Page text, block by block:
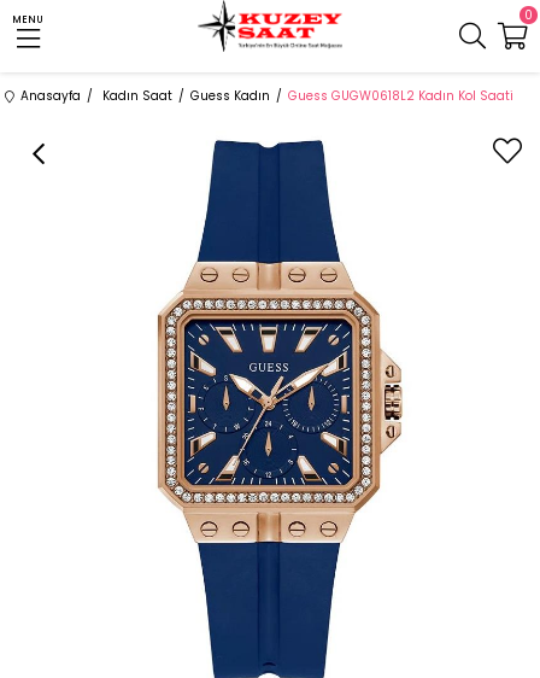
MENU 0
Anasayfa Kadın Saat Guess Kadın Guess GUGW0618L2 Kadın Kol Saati